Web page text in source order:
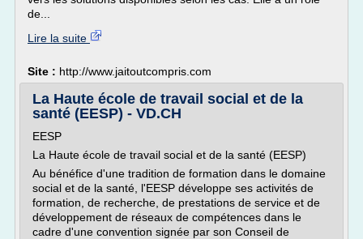
de...
Lire la suite
Site : http://www.jaitoutcompris.com
La Haute école de travail social et de la
santé (EESP) - VD.CH
EESP
La Haute école de travail social et de la santé (EESP)
Au bénéfice d'une tradition de formation dans le domaine
social et de la santé, l'EESP développe ses activités de
formation, de recherche, de prestations de service et de
développement de réseaux de compétences dans le
cadre d'une convention signée par son Conseil de